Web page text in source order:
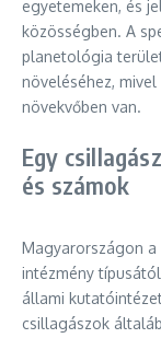
egyetemeken, és
közösségben. A
planetológia
növeléséhez,
növekvőben van.
Egy
és számok
Magyarországon
intézmény
állami
csillagászok